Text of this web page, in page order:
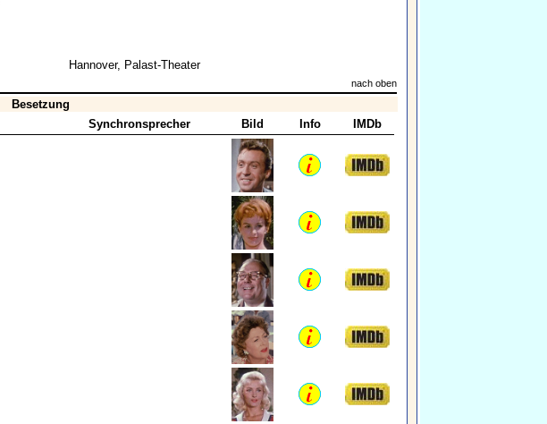
Hannover, Palast-Theater
nach oben
Besetzung
Synchronsprecher Bild Info IMDb